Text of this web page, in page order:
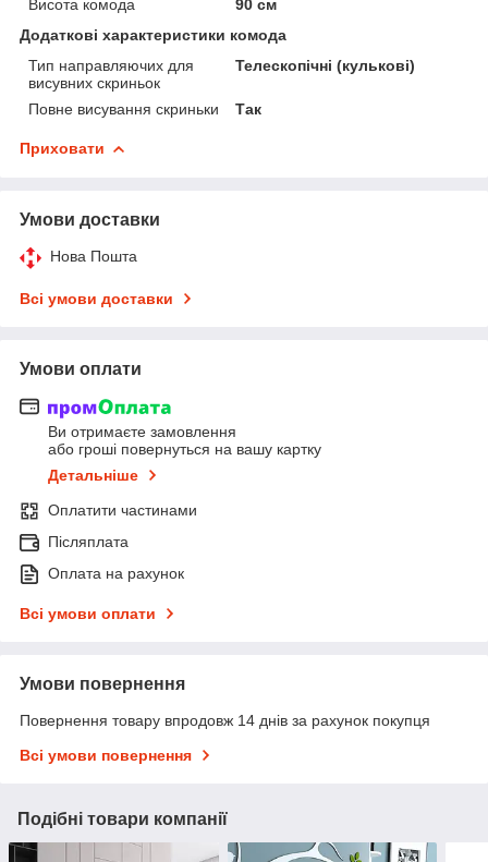
Висота комода
90 см
Додаткові характеристики комода
Тип направляючих для
висувних скриньок
Телескопічні (кулькові)
Повне висування скриньки Так
Приховати
Умови доставки
Нова Пошта
Всі умови доставки
Умови оплати
Ви отримаєте замовлення
або гроші повернуться на вашу картку
Детальніше
Оплатити частинами
Післяплата
Оплата на рахунок
Всі умови оплати
Умови повернення
Повернення товару впродовж 14 днів за рахунок покупця
Всі умови повернення
Подібні товари компанії